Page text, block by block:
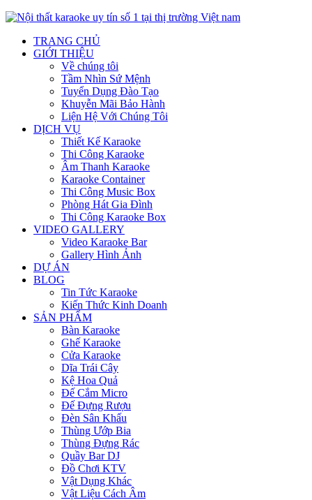
TRANG CHỦ
GIỚI THIỆU
Về chúng tôi
Tầm Nhìn Sứ Mệnh
Tuyển Dụng Đào Tạo
Khuyễn Mãi Bảo Hành
Liện Hệ Với Chúng Tôi
DỊCH VỤ
Thiết Kế Karaoke
Thi Công Karaoke
Âm Thanh Karaoke
Karaoke Container
Thi Công Music Box
Phòng Hát Gia Đình
Thi Công Karaoke Box
VIDEO GALLERY
Video Karaoke Bar
Gallery Hình Ảnh
DỰ ÁN
BLOG
Tin Tức Karaoke
Kiến Thức Kinh Doanh
SẢN PHẨM
Bàn Karaoke
Ghế Karaoke
Cửa Karaoke
Dĩa Trái Cây
Kệ Hoa Quả
Đế Cắm Micro
Đế Đựng Rượu
Đèn Sân Khấu
Thùng Ướp Bia
Thùng Đựng Rác
Quầy Bar DJ
Đồ Chơi KTV
Vật Dụng Khác
Vật Liệu Cách Âm